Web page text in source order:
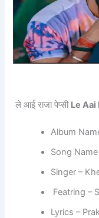
ले आई राजा पेप्सी Le Aai
Album
Song
Singer –
Featring –
Lyrics –